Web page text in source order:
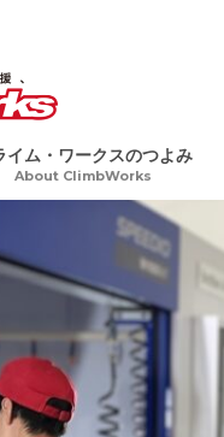
イム・ワークスのつよみ
About ClimbWorks
支援
短納期
Precision Machining
切削加工から各種表面処理、ギ
ア加工や電子ビーム溶接など、
複数工程を要する製品にも一貫
生産で対応